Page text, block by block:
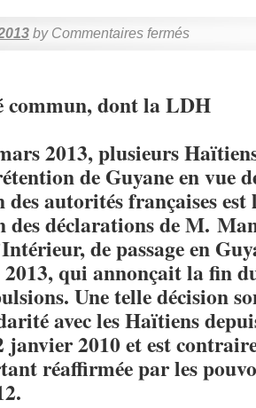
by Commentaires fermés
commun, dont la LDH
2013, plusieurs
de Guyane en vue
des autorités françaises
des déclarations de M.
de passage en
2013, qui annonçait la fin
Une telle décision
avec les Haïtiens
janvier 2010 et est
réaffirmée par les